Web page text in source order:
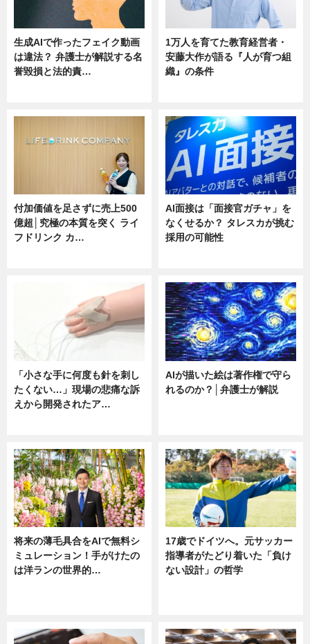
生成AIで作ったフェイク動画
は違法？ 弁護士が解説する名
誉毀損と法的責…
1万人を育てた教育経営者・
安藤大作が語る『人が育つ組
織』の条件
付加価値を足さずに売上500
億超│究極の本質を突く ライ
フドリンク カ…
AI面接は「面接官ガチャ」を
なくせるか？ タレスカが挑む
採用の可能性
「小さな手に何度も針を刺し
たくない…」現場の悲痛な訴
えから開発されたア…
AIが描いた絵は著作権で守ら
れるのか？│弁護士が解説
将来の薄毛具合をAIで無料シ
ミュレーション！手がけたの
は洋ランの世界的…
17歳でドイツへ。元サッカー
指導者がたどり着いた「負け
ない設計」の哲学